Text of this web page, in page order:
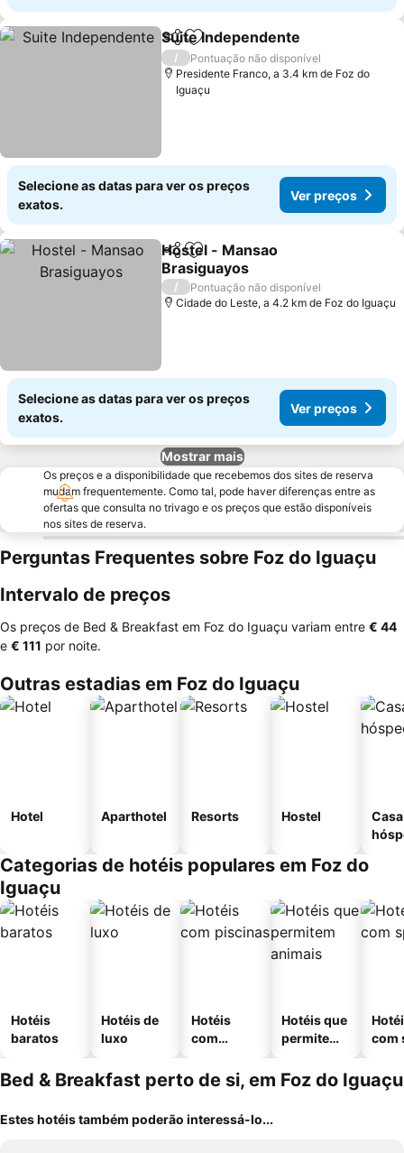
PartilharAdicionar aos favoritos
Suite Independente
/
Pontuação não disponível
Presidente Franco, a 3.4 km de Foz do
Iguaçu
Selecione as datas para ver os preços
exatos.
Ver preços
PartilharAdicionar aos favoritos
Hostel - Mansao
Brasiguayos
/
Pontuação não disponível
Cidade do Leste, a 4.2 km de Foz do Iguaçu
Selecione as datas para ver os preços
exatos.
Ver preços
Mostrar mais
Os preços e a disponibilidade que recebemos dos sites de reserva
mudam frequentemente. Como tal, pode haver diferenças entre as
ofertas que consulta no trivago e os preços que estão disponíveis
nos sites de reserva.
Perguntas Frequentes sobre Foz do Iguaçu
Intervalo de preços
Os preços de Bed & Breakfast em Foz do Iguaçu variam entre ‎€ 44
e ‎€ 111 por noite.
Outras estadias em Foz do Iguaçu
Hotel Aparthotel Resorts Hostel
Categorias de hotéis populares em Foz do
Iguaçu
Hotéis
baratos
Hotéis de
luxo
Hotéis
com
Hotéis que
permitem
com
Bed & Breakfast perto de si, em Foz do Iguaçu
Estes hotéis também poderão interessá-lo...